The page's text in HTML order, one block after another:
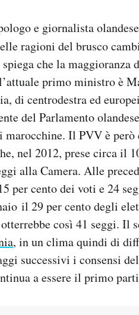
e giornalista
ragioni del brusco
che la maggioranza
primo ministro è
di centrodestra ed
del Parlamento
Il PVV è
nel 2012, prese circa il
alla Camera. Alle
per cento dei voti e 24
il 29 per cento degli
così 41 seggi. Il
, in un clima quindi di
successivi i consensi
a essere il primo